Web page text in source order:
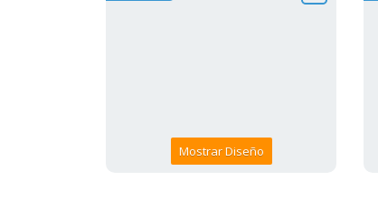
Mostrar Diseño